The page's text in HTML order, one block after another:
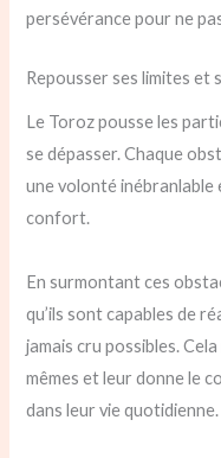
persévérance pour ne
Repousser ses limites et
Le Toroz pousse les
se dépasser. Chaque
une volonté inébranlable
confort.
En surmontant ces
qu’ils sont capables de
jamais cru possibles.
mêmes et leur donne le
dans leur vie quotidienne.